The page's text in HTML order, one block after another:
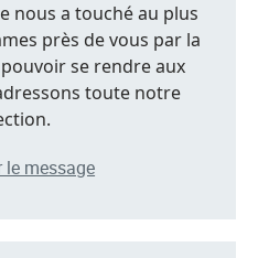
nous a touché au plus
près de vous par la
se rendre aux
toute notre
le message